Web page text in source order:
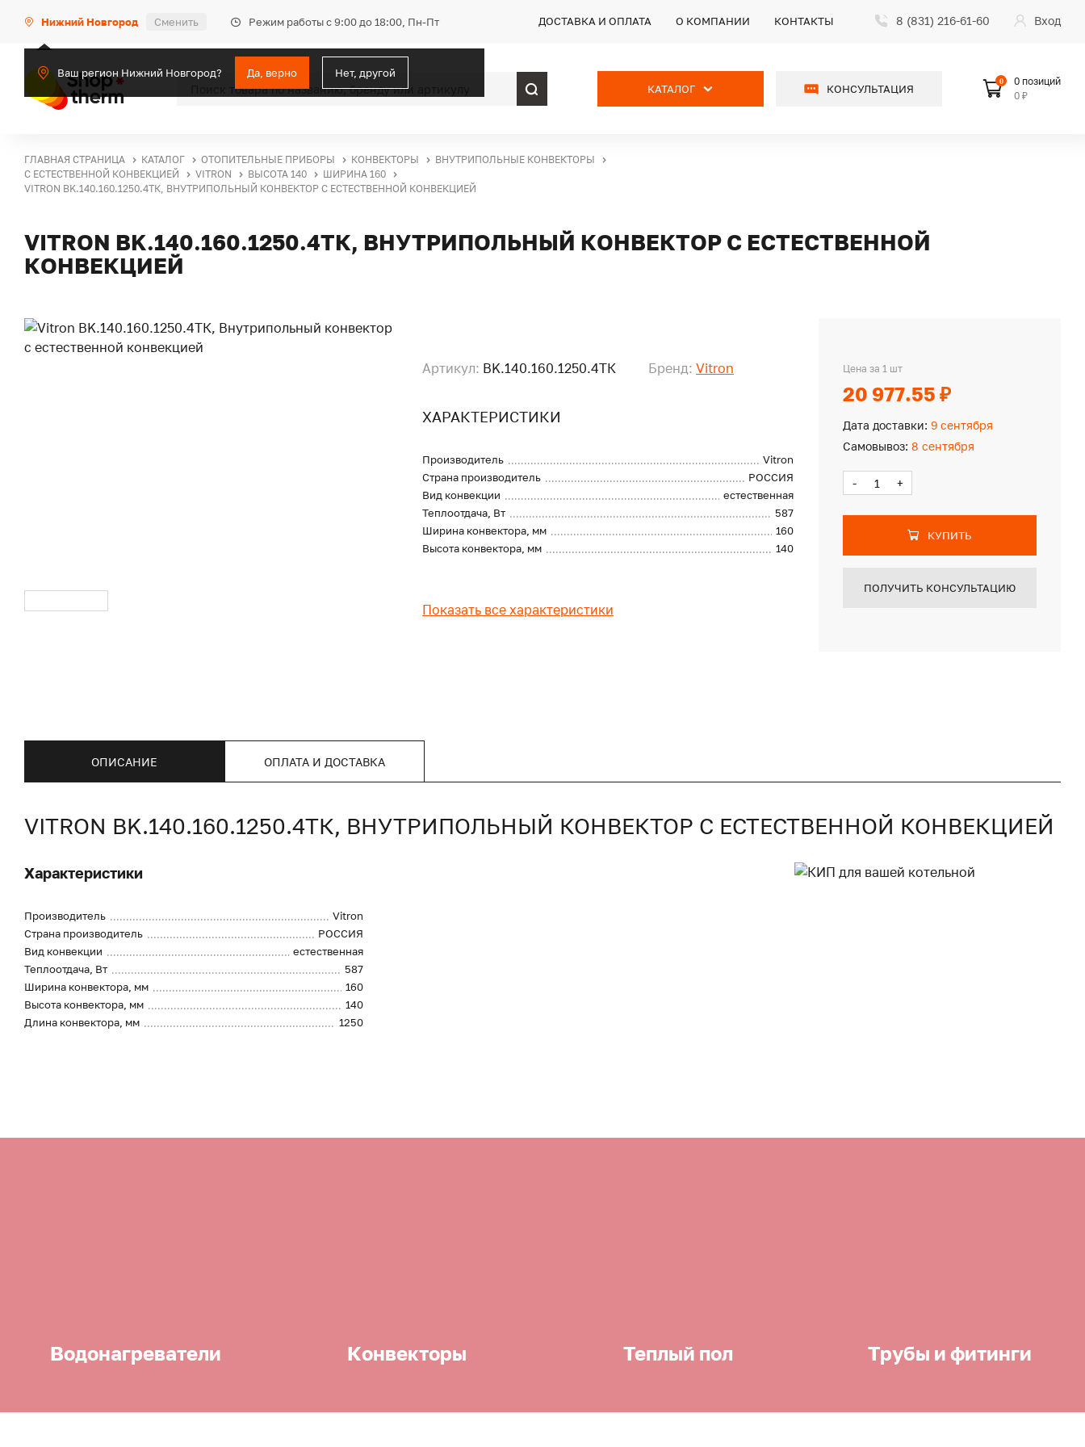
Нижний Новгород Сменить Режим работы с 9:00 до 18:00, Пн-Пт
Ваш регион Нижний Новгород? Да, верно Нет, другой
ДОСТАВКА И ОПЛАТА О КОМПАНИИ КОНТАКТЫ 8 (831) 216-61-60 Вход
КАТАЛОГ КОНСУЛЬТАЦИЯ
0
0 позиций
0 ₽
ГЛАВНАЯ СТРАНИЦА КАТАЛОГ ОТОПИТЕЛЬНЫЕ ПРИБОРЫ КОНВЕКТОРЫ
ВНУТРИПОЛЬНЫЕ КОНВЕКТОРЫ
С ЕСТЕСТВЕННОЙ КОНВЕКЦИЕЙ
VITRON ВЫСОТА 140
ШИРИНА 160
VITRON BK.140.160.1250.4ТК, ВНУТРИПОЛЬНЫЙ КОНВЕКТОР С ЕСТЕСТВЕННОЙ КОНВЕКЦИЕЙ
VITRON BK.140.160.1250.4ТК, ВНУТРИПОЛЬНЫЙ КОНВЕКТОР С ЕСТЕСТВЕННОЙ
КОНВЕКЦИЕЙ
Артикул: BK.140.160.1250.4ТК Бренд: Vitron
ХАРАКТЕРИСТИКИ
Производитель
Vitron
Страна производитель
РОССИЯ
Вид конвекции
естественная
Теплоотдача, Вт
587
Ширина конвектора, мм
160
Высота конвектора, мм
140
Показать все характеристики
Цена за 1 шт
20 977.55 ₽
Дата доставки: 9 сентября
Самовывоз: 8 сентября
- +
КУПИТЬ
ПОЛУЧИТЬ КОНСУЛЬТАЦИЮ
ОПИСАНИЕ ОПЛАТА И ДОСТАВКА
VITRON BK.140.160.1250.4ТК, ВНУТРИПОЛЬНЫЙ КОНВЕКТОР С ЕСТЕСТВЕННОЙ КОНВЕКЦИЕЙ
Характеристики
Производитель
Vitron
Страна производитель
РОССИЯ
Вид конвекции
естественная
Теплоотдача, Вт
587
Ширина конвектора, мм
160
Высота конвектора, мм
140
Длина конвектора, мм
1250
Водонагреватели Конвекторы Теплый пол Трубы и фитинги